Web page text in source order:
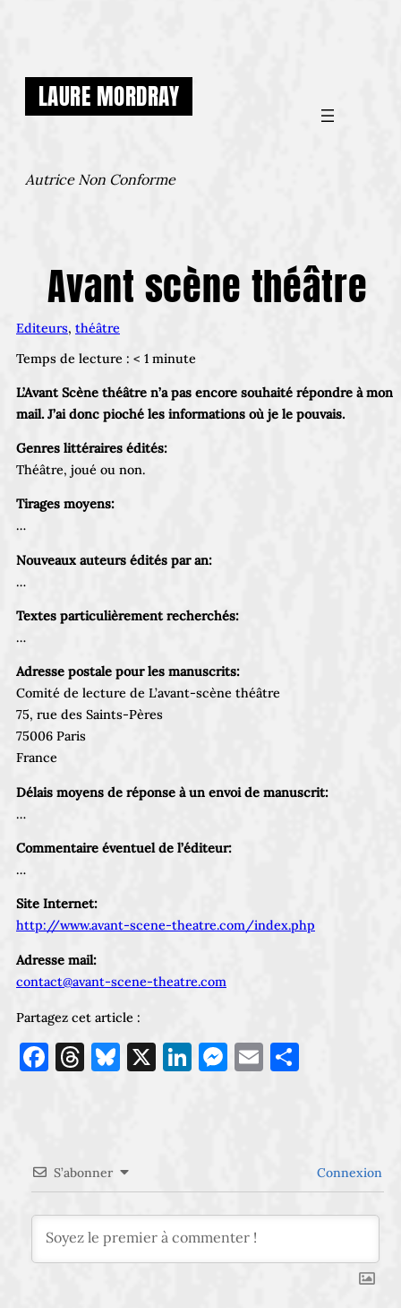
LAURE MORDRAY
Autrice Non Conforme
Avant scène théâtre
Editeurs, théâtre
Temps de lecture : < 1 minute
L’Avant Scène théâtre n’a pas encore souhaité répondre à mon
mail. J’ai donc pioché les informations où je le pouvais.
Genres littéraires édités:
Théâtre, joué ou non.
Tirages moyens:
…
Nouveaux auteurs édités par an:
…
Textes particulièrement recherchés:
…
Adresse postale pour les manuscrits:
Comité de lecture de L’avant-scène théâtre
75, rue des Saints-Pères
75006 Paris
France
Délais moyens de réponse à un envoi de manuscrit:
…
Commentaire éventuel de l’éditeur:
…
Site Internet:
http://www.avant-scene-theatre.com/index.php
Adresse mail:
contact@avant-scene-theatre.com
Partagez cet article :
Facebook
Threads
Bluesky
X LinkedIn
Messenger
Email
S’abonner Connexion